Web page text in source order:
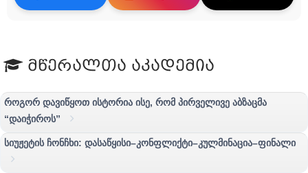
მწერალთა აკადემია
როგორ დავიწყოთ ისტორია ისე, რომ პირველივე აბზაცმა
“დაიჭიროს”
სიუჟეტის ჩონჩხი: დასაწყისი–კონფლიქტი–კულმინაცია–ფინალი